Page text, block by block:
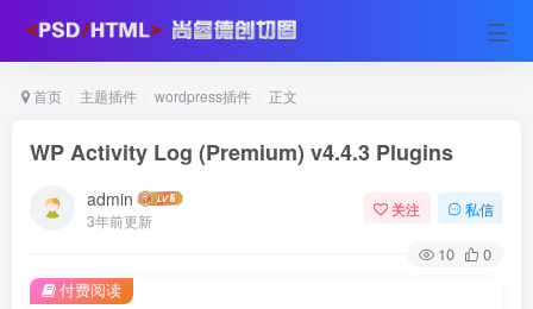
首页 主题插件 wordpress插件 正文
WP Activity Log (Premium) v4.4.3 Plugins
admin
3年前更新
关注 私信
10 0
付费阅读